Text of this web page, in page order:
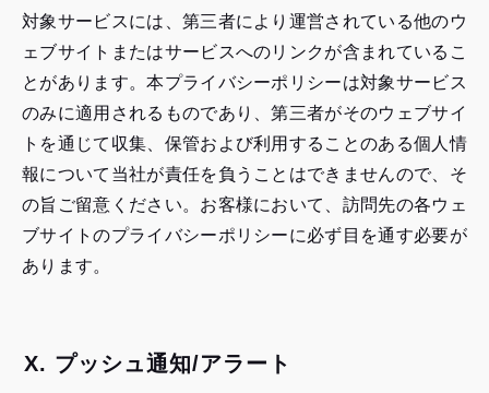
対象サービスには、第三者により運営されている他のウ
ェブサイトまたはサービスへのリンクが含まれているこ
とがあります。本プライバシーポリシーは対象サービス
のみに適用されるものであり、第三者がそのウェブサイ
トを通じて収集、保管および利用することのある個人情
報について当社が責任を負うことはできませんので、そ
の旨ご留意ください。お客様において、訪問先の各ウェ
ブサイトのプライバシーポリシーに必ず目を通す必要が
あります。
X. プッシュ通知/アラート